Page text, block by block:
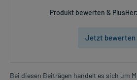
Produkt bewerten &
Jetzt bewerten
Bei diesen Beiträgen handelt es sich um